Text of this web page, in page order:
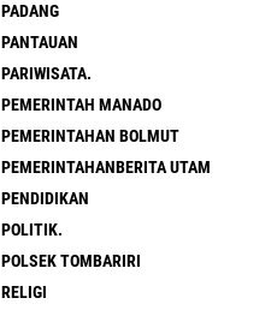
PADANG
PANTAUAN
PARIWISATA.
PEMERINTAH MANADO
PEMERINTAHAN BOLMUT
PEMERINTAHANBERITA UTAM
PENDIDIKAN
POLITIK.
POLSEK TOMBARIRI
RELIGI